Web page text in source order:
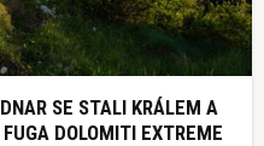
SE STALI KRÁLEM A
DOLOMITI EXTREME